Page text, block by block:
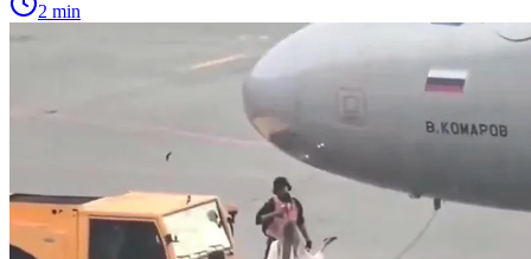
2 min